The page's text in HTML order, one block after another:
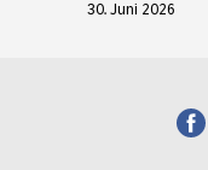
30. Juni 2026